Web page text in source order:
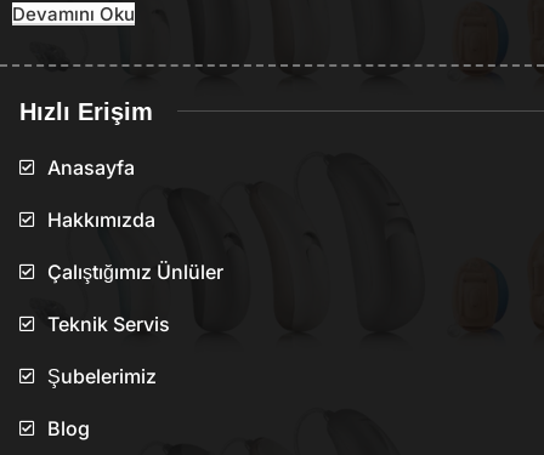
Devamını Oku
Hızlı Erişim
Anasayfa
Hakkımızda
Çalıştığımız Ünlüler
Teknik Servis
Şubelerimiz
Blog